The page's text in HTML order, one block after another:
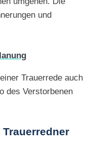
und
Trauerrede auch
des Verstorbenen